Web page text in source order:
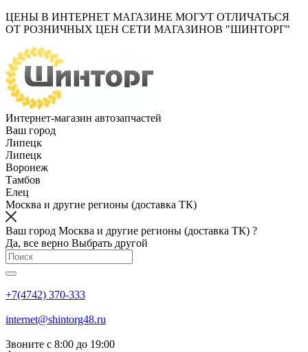
ЦЕНЫ В ИНТЕРНЕТ МАГАЗИНЕ МОГУТ ОТЛИЧАТЬСЯ
ОТ РОЗНИЧНЫХ ЦЕН СЕТИ МАГАЗИНОВ "ШИНТОРГ"
Интернет-магазин автозапчастей
Ваш город
Липецк
Липецк
Воронеж
Тамбов
Елец
Москва и другие регионы (доставка ТК)
Ваш город Москва и другие регионы (доставка ТК) ?
Да, все верно Выбрать другой
+7(4742) 370-333
internet@shintorg48.ru
Звоните с 8:00 до 19:00